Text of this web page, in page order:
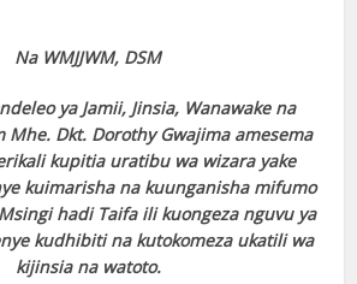
Na WMJJWM, DSM
ya Jamii, Jinsia, Wanawake na
Dkt. Dorothy Gwajima amesema
kupitia uratibu wa wizara yake
kuimarisha na kuunganisha mifumo
hadi Taifa ili kuongeza nguvu ya
kudhibiti na kutokomeza ukatili wa
kijinsia na watoto.